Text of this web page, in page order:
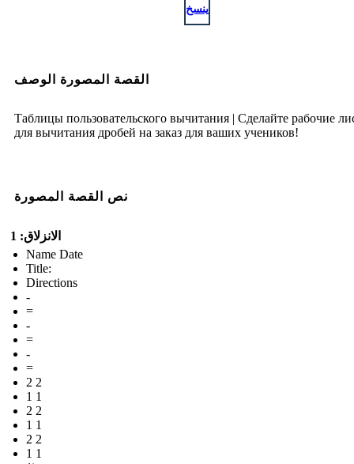
ينسخ
القصة المصورة الوصف
Таблицы пользовательского вычитания | Сделайте рабочие
для вычитания дробей на заказ для ваших учеников!
نص القصة المصورة
الانزلاق: 1
Name Date
Title:
Directions
-
=
-
=
-
=
2 2
1 1
2 2
1 1
2 2
1 1